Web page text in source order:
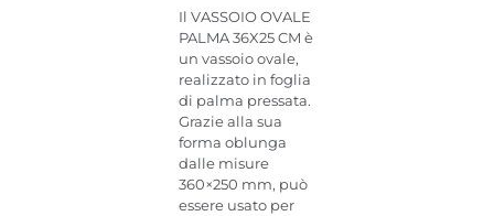
Il VASSOIO OVALE
PALMA 36X25 CM è
un vassoio ovale,
realizzato in foglia
di palma pressata.
Grazie alla sua
forma oblunga
dalle misure
360×250 mm, può
essere usato per